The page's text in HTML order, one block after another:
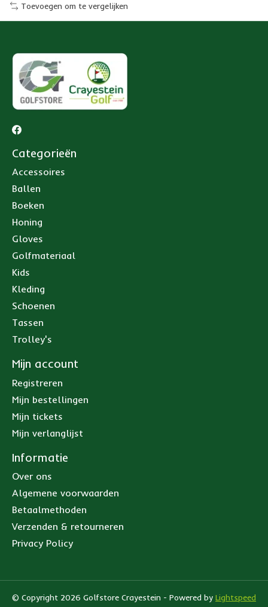
Toevoegen om te vergelijken
Categorieën
Accessoires
Ballen
Boeken
Honing
Gloves
Golfmateriaal
Kids
Kleding
Schoenen
Tassen
Trolley's
Mijn account
Registreren
Mijn bestellingen
Mijn tickets
Mijn verlanglijst
Informatie
Over ons
Algemene voorwaarden
Betaalmethoden
Verzenden & retourneren
Privacy Policy
© Copyright 2026 Golfstore Crayestein - Powered by Lightspeed